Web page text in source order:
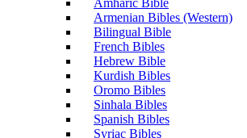
Amharic Bible
Armenian Bibles (Western)
Bilingual Bible
French Bibles
Hebrew Bible
Kurdish Bibles
Oromo Bibles
Sinhala Bibles
Spanish Bibles
Syriac Bibles